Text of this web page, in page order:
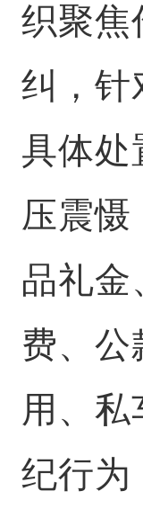
织聚焦
纠，针
具体处
压震慑
品礼金
费、公
用、私
纪行为